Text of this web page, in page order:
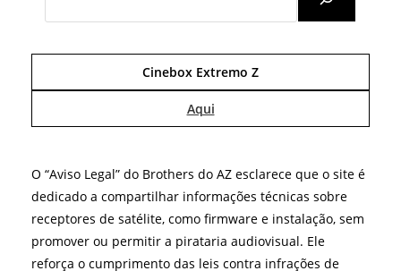
Cinebox Extremo Z
Aqui
O “Aviso Legal” do Brothers do AZ esclarece que o site é
dedicado a compartilhar informações técnicas sobre
receptores de satélite, como firmware e instalação, sem
promover ou permitir a pirataria audiovisual. Ele
reforça o cumprimento das leis contra infrações de